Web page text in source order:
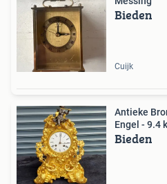
Bieden
Cuijk
Antieke
Engel - 9.4
Bieden